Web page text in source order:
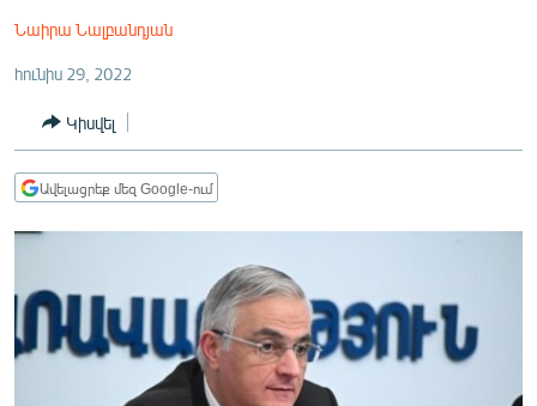
ՏՆՏԵՍՈՒԹՅՈՒՆ
ՂԱՐԱԲԱՂ
ՄԻՋԱԶԳԱՅԻՆ
ՄՇԱԿՈՒՅԹ
Նաիրա Նալբանդյան
հունիս 29, 2022
Կիսվել
Ավելացրեք մեզ Google-ում